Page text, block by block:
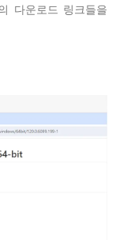
다운로드 링크들을